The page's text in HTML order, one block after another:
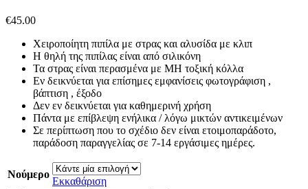
€45.00
Xειροποίητη πιπίλα με στρας και αλυσίδα με κλιπ
Η θηλή της πιπίλας είναι από σιλικόνη
Τα στρας είναι περασμένα με ΜΗ τοξική κόλλα
Εν δεικνύεται για επίσημες εμφανίσεις φωτογράφιση ,
βάπτιση , έξοδο
Δεν εν δεικνύεται για καθημερινή χρήση
Πάντα με επίβλεψη ενήλικα / λόγω μικτών αντικειμένων
Σε περίπτωση που το σχέδιο δεν είναι ετοιμοπαράδοτο,
παράδοση παραγγελίας σε 7-14 εργάσιμες ημέρες.
Νούμερο
Εκκαθάριση